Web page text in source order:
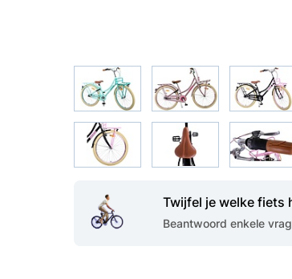
Twijfel je welke fiets
Beantwoord enkele